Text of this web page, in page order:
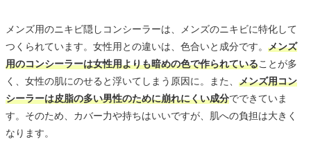
メンズ用のニキビ隠しコンシーラーは、メンズのニキビに特化して
つくられています。女性用との違いは、色合いと成分です。 メンズ
用のコンシーラーは女性用よりも暗めの色で作られていることが多
く、女性の肌にのせると浮いてしまう原因に。また、 メンズ用コン
シーラーは皮脂の多い男性のために崩れにくい成分でできていま
す。そのため、カバー力や持ちはいいですが、肌への負担は大きく
なります。